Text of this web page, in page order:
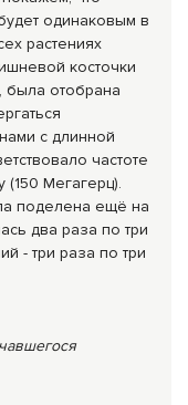
одинаковым в
растениях
косточки
была отобрана
с длинной
частоте
(150 Мегагерц).
поделена ещё на
два раза по три
- три раза по три